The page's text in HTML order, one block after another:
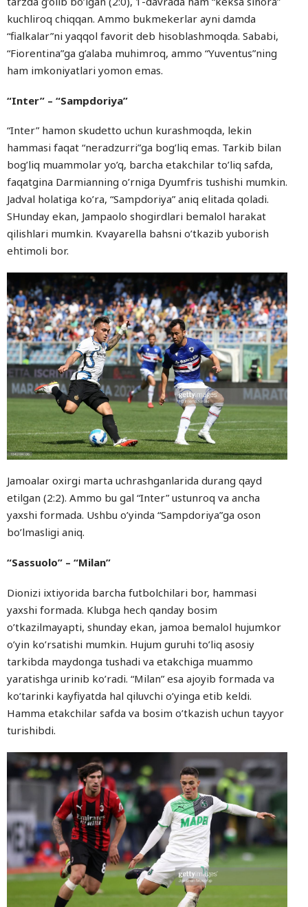
kuchliroq chiqqan. Ammo bukmekerlar ayni damda
“fialkalar”ni yaqqol favorit deb hisoblashmoqda. Sababi,
“Fiorentina”ga g’alaba muhimroq, ammo “Yuventus”ning
ham imkoniyatlari yomon emas.
“Inter” – “Sampdoriya”
“Inter” hamon skudetto uchun kurashmoqda, lekin
hammasi faqat “neradzurri”ga bog’liq emas. Tarkib bilan
bog’liq muammolar yo’q, barcha etakchilar to’liq safda,
faqatgina Darmianning o’rniga Dyumfris tushishi mumkin.
Jadval holatiga ko’ra, “Sampdoriya” aniq elitada qoladi.
SHunday ekan, Jampaolo shogirdlari bemalol harakat
qilishlari mumkin. Kvayarella bahsni o’tkazib yuborish
ehtimoli bor.
Jamoalar oxirgi marta uchrashganlarida durang qayd
etilgan (2:2). Ammo bu gal “Inter” ustunroq va ancha
yaxshi formada. Ushbu o’yinda “Sampdoriya”ga oson
bo’lmasligi aniq.
“Sassuolo” – “Milan”
Dionizi ixtiyorida barcha futbolchilari bor, hammasi
yaxshi formada. Klubga hech qanday bosim
o’tkazilmayapti, shunday ekan, jamoa bemalol hujumkor
o’yin ko’rsatishi mumkin. Hujum guruhi to’liq asosiy
tarkibda maydonga tushadi va etakchiga muammo
yaratishga urinib ko’radi. “Milan” esa ajoyib formada va
ko’tarinki kayfiyatda hal qiluvchi o’yinga etib keldi.
Hamma etakchilar safda va bosim o’tkazish uchun tayyor
turishibdi.